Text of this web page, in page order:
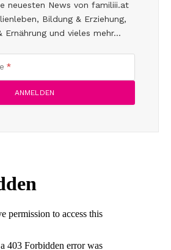
neuesten News von familiii.at
Bildung & Erziehung,
Ernährung und vieles mehr...